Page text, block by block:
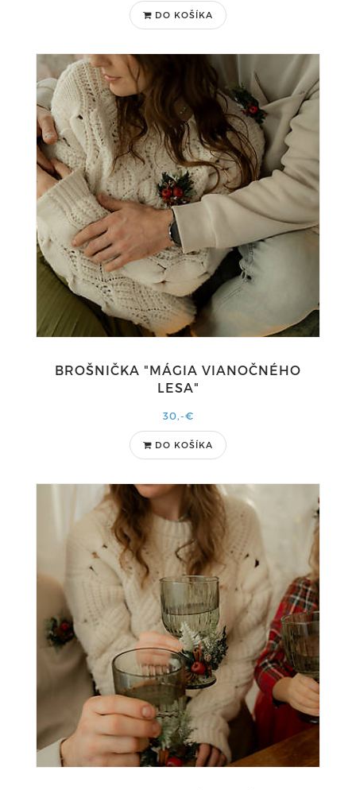
DO KOŠÍKA
BROŠNIČKA "MÁGIA VIANOČNÉHO
LESA"
30,-€
DO KOŠÍKA